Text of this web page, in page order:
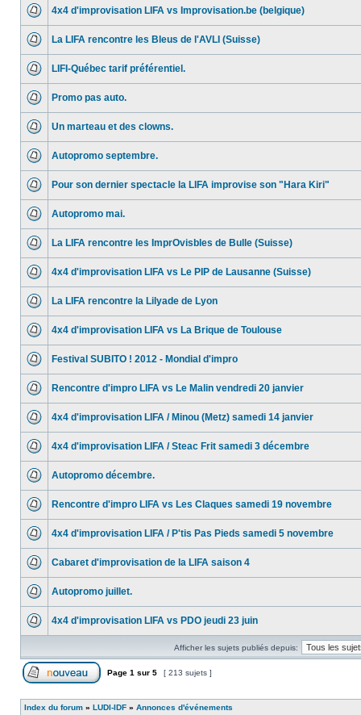
4x4 d'improvisation LIFA vs Improvisation.be (belgique)
La LIFA rencontre les Bleus de l'AVLI (Suisse)
LIFI-Québec tarif préférentiel.
Promo pas auto.
Un marteau et des clowns.
Autopromo septembre.
Pour son dernier spectacle la LIFA improvise son "Hara Kiri"
Autopromo mai.
La LIFA rencontre les ImprOvisbles de Bulle (Suisse)
4x4 d'improvisation LIFA vs Le PIP de Lausanne (Suisse)
La LIFA rencontre la Lilyade de Lyon
4x4 d'improvisation LIFA vs La Brique de Toulouse
Festival SUBITO ! 2012 - Mondial d'impro
Rencontre d'impro LIFA vs Le Malin vendredi 20 janvier
4x4 d'improvisation LIFA / Minou (Metz) samedi 14 janvier
4x4 d'improvisation LIFA / Steac Frit samedi 3 décembre
Autopromo décembre.
Rencontre d'impro LIFA vs Les Claques samedi 19 novembre
4x4 d'improvisation LIFA / P'tis Pas Pieds samedi 5 novembre
Cabaret d'improvisation de la LIFA saison 4
Autopromo juillet.
4x4 d'improvisation LIFA vs PDO jeudi 23 juin
Afficher les sujets publiés depuis:
Page 1 sur 5 [ 213 sujets ]
Index du forum » LUDI-IDF » Annonces d'événements